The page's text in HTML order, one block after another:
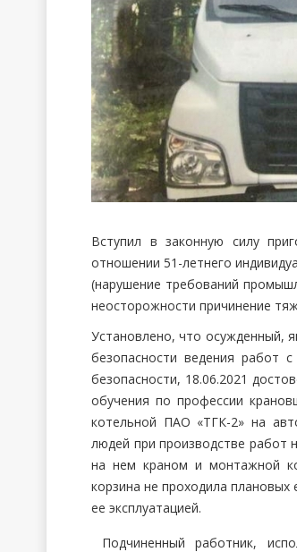
Вступил в законную силу
отношении 51-летнего
(нарушение требований
неосторожности причинение
Установлено, что осужденный,
безопасности ведения работ
безопасности, 18.06.2021
обучения по профессии
котельной ПАО «ТГК-2» на
людей при производстве работ
на нем краном и монтажной
корзина не проходила
ее эксплуатацией.
Подчиненный работник,